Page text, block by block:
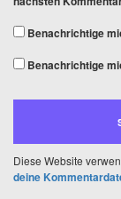
Benachrichtige
Benachrichtige
Diese Website
deine